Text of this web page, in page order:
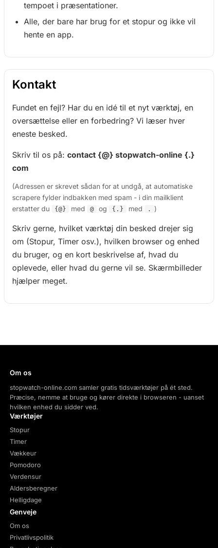
tempoet i præsentationer.
Alle, der bare har brug for et stopur og ikke vil
hente en app.
Kontakt
Fundet en fejl? Har du en idé til et nyt værktøj, en
oversættelse eller en forbedring? Vi læser hver
eneste besked.
Skriv til os på: contact {@} stopwatch-online {.}
com
(Adressen er skrevet sådan for at undgå, at automatiske
scrapere fylder indbakken med spam - i din mailklient
erstatter du
{@} med @ og {.} med . )
Skriv gerne, hvilket værktøj din besked drejer sig
om (Stopur, Timer osv.), hvilken browser og enhed
du bruger, og en kort beskrivelse af, hvad du
oplevede, eller hvad du gerne vil se. Skærmbilleder
hjælper meget.
Om os
stopwatch-online.com samler gratis tidsværktøjer på ét sted.
Præcise, nemme at bruge og kører direkte i browseren - uanset
hvilken enhed du sidder ved.
Værktøjer
Stopur
Timer
Vækkeur
Pomodoro
Verdensur
Aldersberegner
Helligdage
Genveje
Om os
Privatlivspolitik